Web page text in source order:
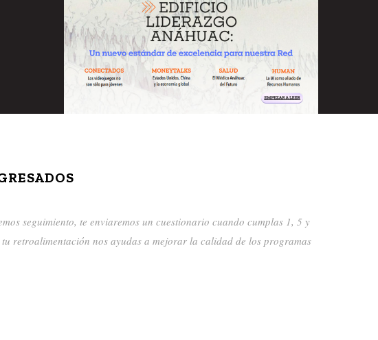
seguimiento, te enviaremos un cuestionario cuando cumplas 1, 5 y
retroalimentación nos ayudas a mejorar la calidad de los programas